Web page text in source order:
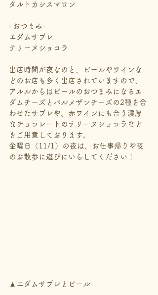
タルトカシスマロン
ｰおつまみｰ
エダムサブレ
テリーヌショコラ
出店時間が夜なのと、ビールやワインな
どのお店も多く出店されていますので、
アルルからはビールのおつまみになるエ
ダムチーズとパルメザンチーズの2種を合
わせたサブレや、赤ワインにも合う濃厚
なチョコレートのテリーヌショコラなど
をご用意しております。
金曜日（11/1）の夜は、お仕事帰りや夜
のお散歩に遊びにいらしてください！
▲エダムサブレとビール